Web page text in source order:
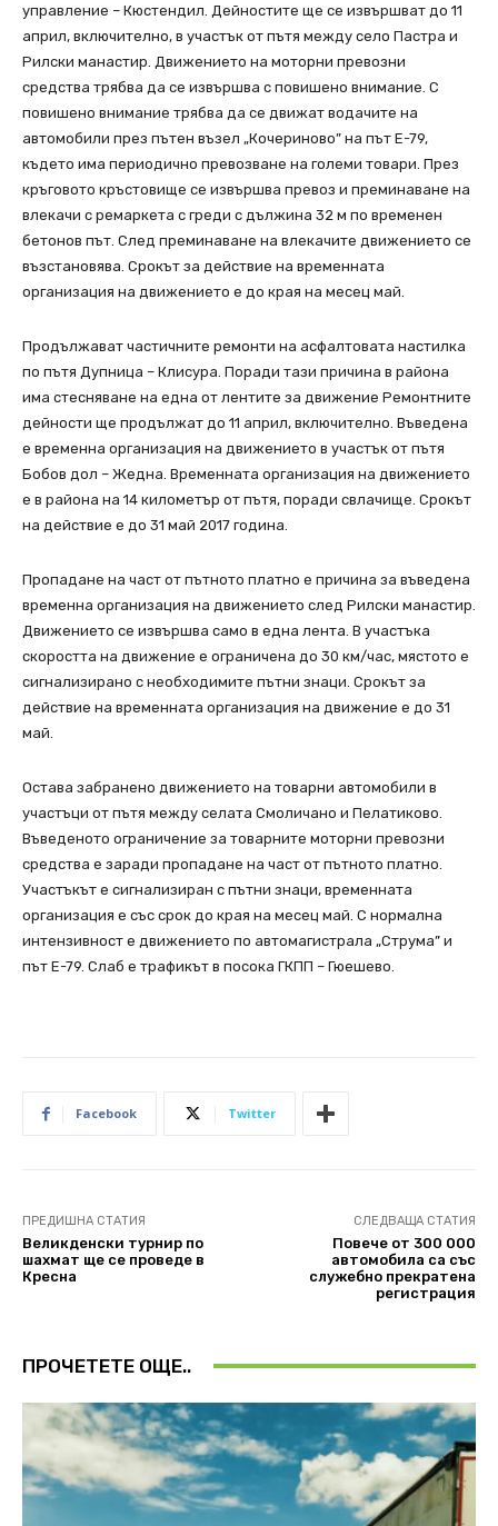
управление – Кюстендил. Дейностите ще се извършват до 11
април, включително, в участък от пътя между село Пастра и
Рилски манастир. Движението на моторни превозни
средства трябва да се извършва с повишено внимание. С
повишено внимание трябва да се движат водачите на
автомобили през пътен възел „Кочериново” на път Е-79,
където има периодично превозване на големи товари. През
кръговото кръстовище се извършва превоз и преминаване на
влекачи с ремаркета с греди с дължина 32 м по временен
бетонов път. След преминаване на влекачите движението се
възстановява. Срокът за действие на временната
организация на движението е до края на месец май.
Продължават частичните ремонти на асфалтовата настилка
по пътя Дупница – Клисура. Поради тази причина в района
има стесняване на една от лентите за движение Ремонтните
дейности ще продължат до 11 април, включително. Въведена
е временна организация на движението в участък от пътя
Бобов дол – Жедна. Временната организация на движението
е в района на 14 километър от пътя, поради свлачище. Срокът
на действие е до 31 май 2017 година.
Пропадане на част от пътното платно е причина за въведена
временна организация на движението след Рилски манастир.
Движението се извършва само в една лента. В участъка
скоростта на движение е ограничена до 30 км/час, мястото е
сигнализирано с необходимите пътни знаци. Срокът за
действие на временната организация на движение е до 31
май.
Остава забранено движението на товарни автомобили в
участъци от пътя между селата Смоличано и Пелатиково.
Въведеното ограничение за товарните моторни превозни
средства е заради пропадане на част от пътното платно.
Участъкът е сигнализиран с пътни знаци, временната
организация е със срок до края на месец май. С нормална
интензивност е движението по автомагистрала „Струма” и
път Е-79. Слаб е трафикът в посока ГКПП – Гюешево.
Facebook Twitter
ПРЕДИШНА СТАТИЯ
Великденски турнир по
шахмат ще се проведе в
Кресна
СЛЕДВАЩА СТАТИЯ
Повече от 300 000
автомобила са със
служебно прекратена
регистрация
ПРОЧЕТЕТЕ ОЩЕ..